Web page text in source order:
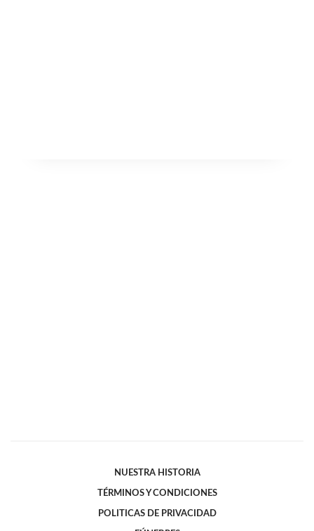
NUESTRA HISTORIA
TÉRMINOS Y CONDICIONES
POLITICAS DE PRIVACIDAD